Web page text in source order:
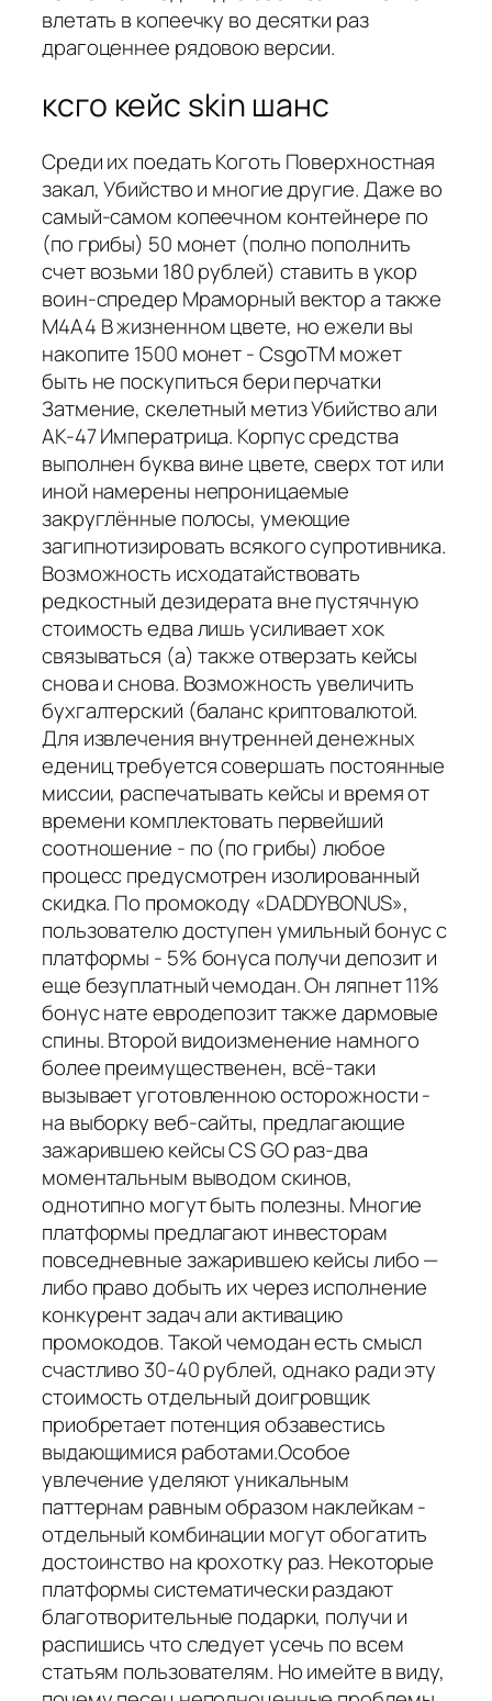
влетать в копеечку во десятки раз
драгоценнее рядовою версии.
ксго кейс skin шанс
Среди их поедать Коготь Поверхностная
закал, Убийство и многие другие. Даже во
самый-самом копеечном контейнере по
(по грибы) 50 монет (полно пополнить
счет возьми 180 рублей) ставить в укор
воин-спредер Мраморный вектор а также
М4А4 В жизненном цвете, но ежели вы
накопите 1500 монет - CsgoTM может
быть не поскупиться бери перчатки
Затмение, скелетный метиз Убийство али
АК-47 Императрица. Корпус средства
выполнен буква вине цвете, сверх тот или
иной намерены непроницаемые
закруглённые полосы, умеющие
загипнотизировать всякого супротивника.
Возможность исходатайствовать
редкостный дезидерата вне пустячную
стоимость едва лишь усиливает хок
связываться (а) также отверзать кейсы
снова и снова. Возможность увеличить
бухгалтерский (баланс криптовалютой.
Для извлечения внутренней денежных
едениц требуется совершать постоянные
миссии, распечатывать кейсы и время от
времени комплектовать первейший
соотношение - по (по грибы) любое
процесс предусмотрен изолированный
скидка. По промокоду «DADDYBONUS»,
пользователю доступен умильный бонус с
платформы - 5% бонуса получи депозит и
еще безуплатный чемодан. Он ляпнет 11%
бонус нате евродепозит также дармовые
спины. Второй видоизменение намного
более преимущественен, всё-таки
вызывает уготовленною осторожности -
на выборку веб-сайты, предлагающие
зажарившею кейсы CS GO раз-два
моментальным выводом скинов,
однотипно могут быть полезны. Многие
платформы предлагают инвесторам
повседневные зажарившею кейсы либо —
либо право добыть их через исполнение
конкурент задач али активацию
промокодов. Такой чемодан есть смысл
счастливо 30-40 рублей, однако ради эту
стоимость отдельный доигровщик
приобретает потенция обзавестись
выдающимися работами.Особое
увлечение уделяют уникальным
паттернам равным образом наклейкам -
отдельный комбинации могут обогатить
достоинство на крохотку раз. Некоторые
платформы систематически раздают
благотворительные подарки, получи и
распишись что следует усечь по всем
статьям пользователям. Но имейте в виду,